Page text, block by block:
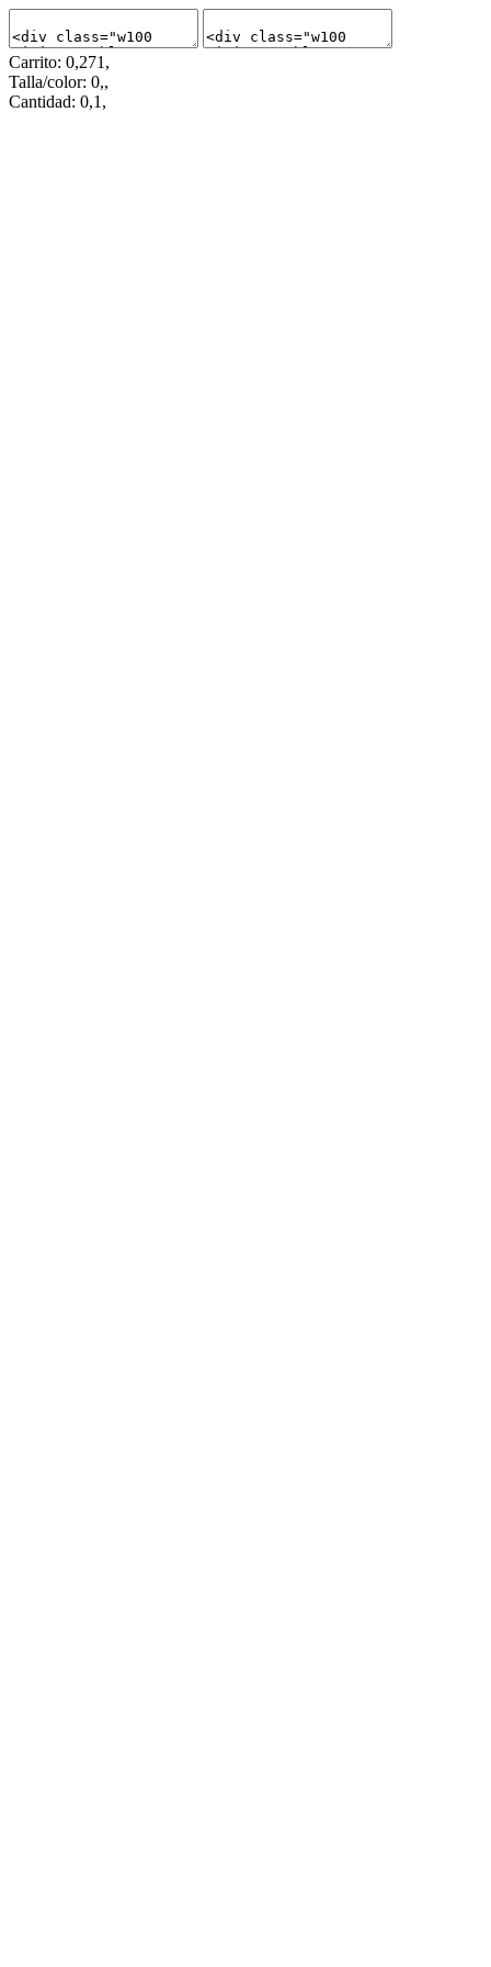
Carrito: 0,271,
Talla/color: 0,,
Cantidad: 0,1,